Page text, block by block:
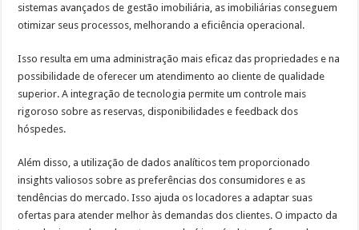
sistemas avançados de gestão imobiliária, as imobiliárias conseguem
otimizar seus processos, melhorando a eficiência operacional.
Isso resulta em uma administração mais eficaz das propriedades e na
possibilidade de oferecer um atendimento ao cliente de qualidade
superior. A integração de tecnologia permite um controle mais
rigoroso sobre as reservas, disponibilidades e feedback dos
hóspedes.
Além disso, a utilização de dados analíticos tem proporcionado
insights valiosos sobre as preferências dos consumidores e as
tendências do mercado. Isso ajuda os locadores a adaptar suas
ofertas para atender melhor às demandas dos clientes. O impacto da